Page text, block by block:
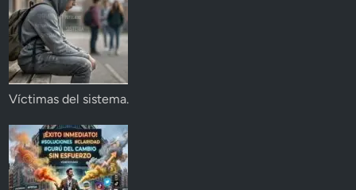
Víctimas del sistema.